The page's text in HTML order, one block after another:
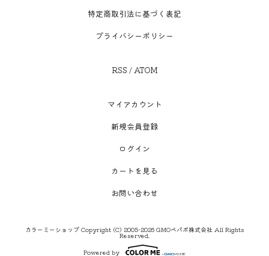
特定商取引法に基づく表記
プライバシーポリシー
RSS /ATOM
マイアカウント
新規会員登録
ログイン
カートを見る
お問い合わせ
カラーミーショップCopyright (C) 2005-2026 GMOペパボ株式会社All Rights
Reserved.
Powered by